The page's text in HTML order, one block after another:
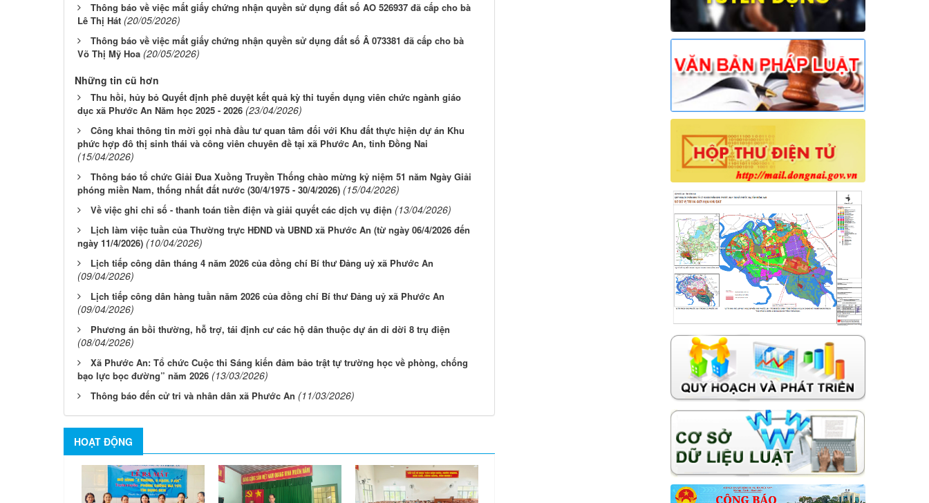
Thông báo về việc mất giấy chứng nhận quyền sử dụng đất số AO 526937 đã cấp cho bà
Lê Thị Hát (20/05/2026)
Thông báo về việc mất giấy chứng nhận quyền sử dụng đất số Â 073381 đã cấp cho bà
Võ Thị Mỹ Hoa (20/05/2026)
Những tin cũ hơn
Thu hồi, hủy bỏ Quyết định phê duyệt kết quả kỳ thi tuyển dụng viên chức ngành giáo
dục xã Phước An Năm học 2025 - 2026 (23/04/2026)
Công khai thông tin mời gọi nhà đầu tư quan tâm đối với Khu đất thực hiện dự án Khu
phức hợp đô thị sinh thái và công viên chuyên đề tại xã Phước An, tỉnh Đồng Nai
(15/04/2026)
Thông báo tổ chức Giải Đua Xuồng Truyền Thống chào mừng kỷ niệm 51 năm Ngày Giải
phóng miền Nam, thống nhất đất nước (30/4/1975 - 30/4/2026) (15/04/2026)
Về việc ghi chỉ số - thanh toán tiền điện và giải quyết các dịch vụ điện (13/04/2026)
Lịch làm việc tuần của Thường trực HĐND và UBND xã Phước An (từ ngày 06/4/2026 đến
ngày 11/4/2026) (10/04/2026)
Lịch tiếp công dân tháng 4 năm 2026 của đồng chí Bí thư Đảng uỷ xã Phước An
(09/04/2026)
Lịch tiếp công dân hàng tuần năm 2026 của đồng chí Bí thư Đảng uỷ xã Phước An
(09/04/2026)
Phương án bồi thường, hỗ trợ, tái định cư các hộ dân thuộc dự án di dời 8 trụ điện
(08/04/2026)
Xã Phước An: Tổ chức Cuộc thi Sáng kiến đảm bảo trật tự trường học về phòng, chống
bạo lực bọc đường” năm 2026 (13/03/2026)
Thông báo đến cử tri và nhân dân xã Phước An (11/03/2026)
HOẠT ĐỘNG